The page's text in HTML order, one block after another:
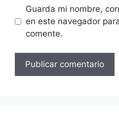
Guarda mi nombre,
en este navegador
comente.